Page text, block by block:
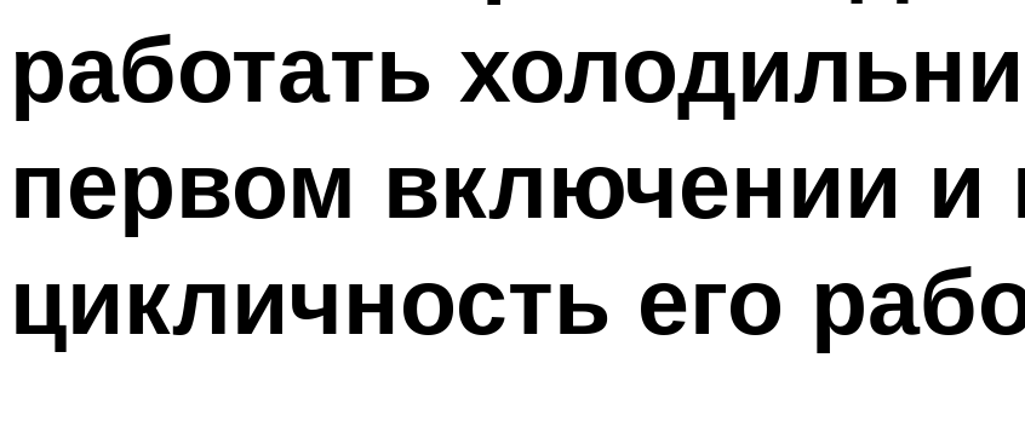
работать
первом включении и
цикличность его